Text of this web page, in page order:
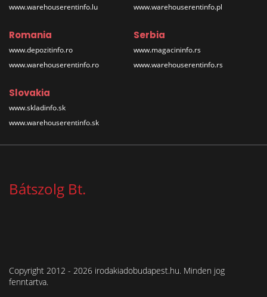
www.warehouserentinfo.lu
www.warehouserentinfo.pl
Romania
www.depozitinfo.ro
www.warehouserentinfo.ro
Serbia
www.magacininfo.rs
www.warehouserentinfo.rs
Slovakia
www.skladinfo.sk
www.warehouserentinfo.sk
Bátszolg Bt.
Copyright 2012 - 2026 irodakiadobudapest.hu. Minden jog
fenntartva.